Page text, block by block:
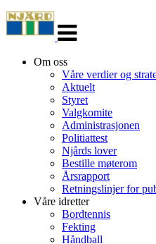
navigasjon
Om oss
Våre verdier og
Aktuelt
Styret
Valgkomite
Administrasjonen
Politiattest
Njårds lover
Bestille møterom
Årsrapport
Retningslinjer for
Våre idretter
Bordtennis
Fekting
Håndball